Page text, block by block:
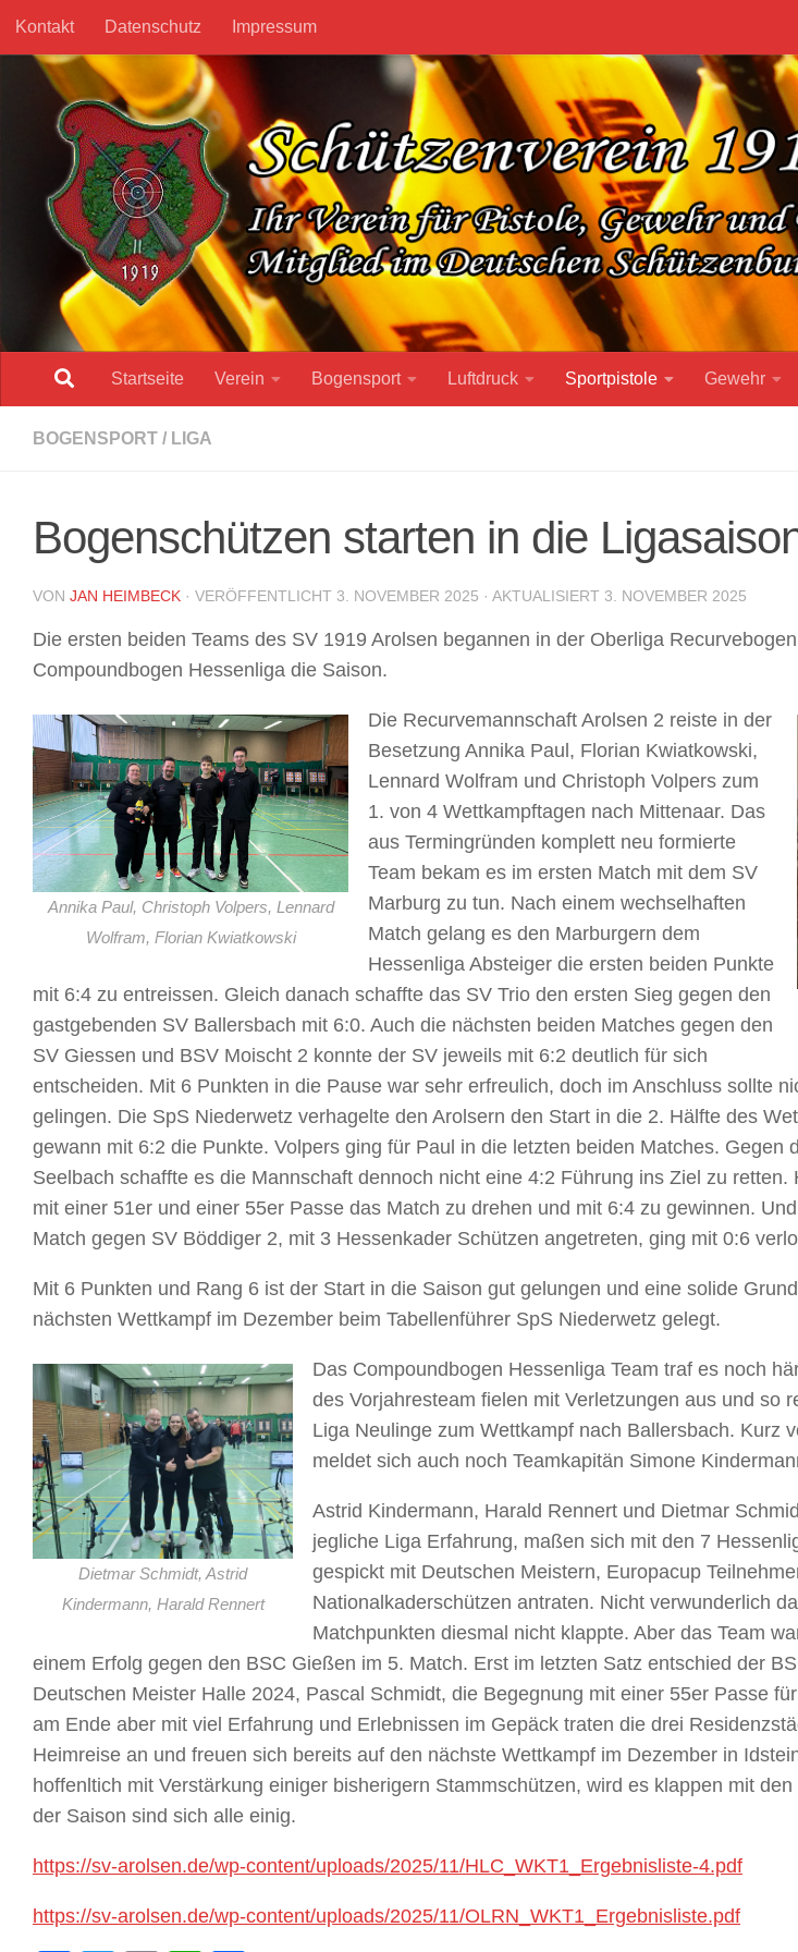
Unter dem Inhalt
Kontakt Datenschutz Impressum
Startseite Verein Bogensport Luftdruck Sportpistole Gewehr
BOGENSPORT / LIGA
Bogenschützen starten in die
VON JAN HEIMBECK · VERÖFFENTLICHT 3. NOVEMBER 2025 · AKTUALISIERT 3. NOVEMBER 2025
Die ersten beiden Teams des SV 1919 Arolsen begannen in der Oberliga
Compoundbogen Hessenliga die Saison.
Annika Paul, Christoph Volpers, Lennard
Wolfram, Florian Kwiatkowski
Die Recurvemannschaft Arolsen 2 reiste in der
Besetzung Annika Paul, Florian Kwiatkowski,
Lennard Wolfram und Christoph Volpers zum
1. von 4 Wettkampftagen nach Mittenaar. Das
aus Termingründen komplett neu formierte
Team bekam es im ersten Match mit dem SV
Marburg zu tun. Nach einem wechselhaften
Match gelang es den Marburgern dem
Hessenliga Absteiger die ersten beiden Punkte
mit 6:4 zu entreissen. Gleich danach schaffte das SV Trio den ersten Sieg gegen den
gastgebenden SV Ballersbach mit 6:0. Auch die nächsten beiden Matches gegen den
SV Giessen und BSV Moischt 2 konnte der SV jeweils mit 6:2 deutlich für sich
entscheiden. Mit 6 Punkten in die Pause war sehr erfreulich, doch im Anschluss sollte
gelingen. Die SpS Niederwetz verhagelte den Arolsern den Start in die 2. Hälfte des
gewann mit 6:2 die Punkte. Volpers ging für Paul in die letzten beiden Matches. Gegen
Seelbach schaffte es die Mannschaft dennoch nicht eine 4:2 Führung ins Ziel zu retten.
mit einer 51er und einer 55er Passe das Match zu drehen und mit 6:4 zu gewinnen.
Match gegen SV Böddiger 2, mit 3 Hessenkader Schützen angetreten, ging mit 0:6
Mit 6 Punkten und Rang 6 ist der Start in die Saison gut gelungen und eine solide
nächsten Wettkampf im Dezember beim Tabellenführer SpS Niederwetz gelegt.
Dietmar Schmidt, Astrid
Kindermann, Harald Rennert
Das Compoundbogen Hessenliga Team traf es noch
des Vorjahresteam fielen mit Verletzungen aus und so
Liga Neulinge zum Wettkampf nach Ballersbach. Kurz
meldet sich auch noch Teamkapitän Simone
Astrid Kindermann, Harald Rennert und Dietmar
jegliche Liga Erfahrung, maßen sich mit den 7
gespickt mit Deutschen Meistern, Europacup
Nationalkaderschützen antraten. Nicht verwunderlich
Matchpunkten diesmal nicht klappte. Aber das Team
einem Erfolg gegen den BSC Gießen im 5. Match. Erst im letzten Satz entschied der
Deutschen Meister Halle 2024, Pascal Schmidt, die Begegnung mit einer 55er Passe
am Ende aber mit viel Erfahrung und Erlebnissen im Gepäck traten die drei
Heimreise an und freuen sich bereits auf den nächste Wettkampf im Dezember in
hoffenltich mit Verstärkung einiger bisherigern Stammschützen, wird es klappen mit
der Saison sind sich alle einig.
https://sv-arolsen.de/wp-content/uploads/2025/11/HLC_WKT1_Ergebnisliste-4.pdf
https://sv-arolsen.de/wp-content/uploads/2025/11/OLRN_WKT1_Ergebnisliste.pdf